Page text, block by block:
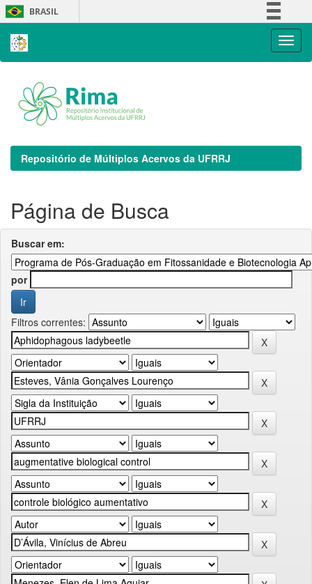
Skip
navigation
BRASIL
Repositório de Múltiplos Acervos da UFRRJ
Página de Busca
Buscar em:
por
Filtros correntes: